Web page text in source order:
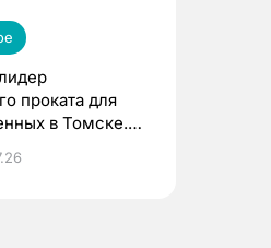
проката для
в Томске.